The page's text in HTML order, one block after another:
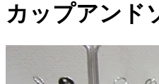
カップアンド